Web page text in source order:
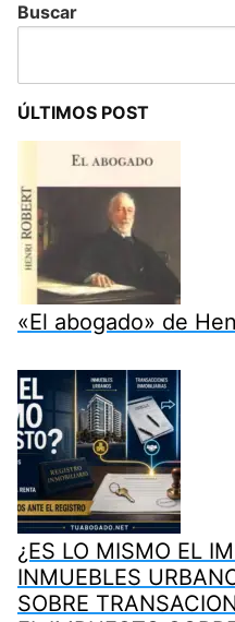
Buscar
ÚLTIMOS POST
«El abogado» de
¿ES LO MISMO EL
INMUEBLES
SOBRE